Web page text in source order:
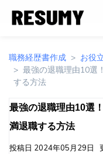
職務経歴書作成
お役
最強の退職理由10選
する方法
最強の退職理由10選
満退職する方法
投稿日 2024年05月29日